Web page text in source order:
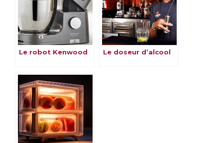
Le robot Kenwood Le doseur d’alcool